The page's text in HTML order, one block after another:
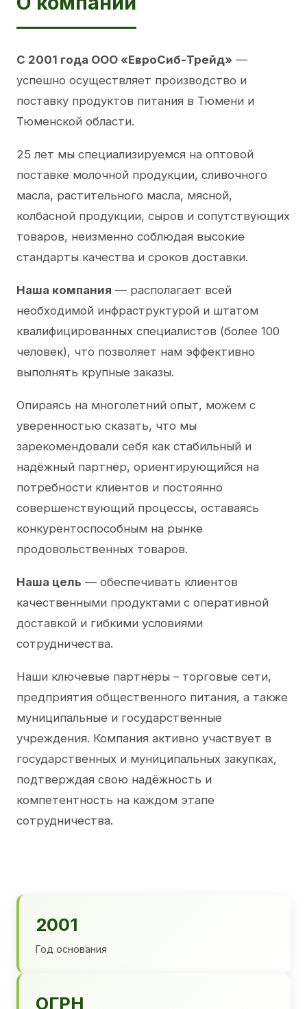
С 2001 года ООО «ЕвроСиб-Трейд» —
успешно осуществляет производство и
поставку продуктов питания в Тюмени и
Тюменской области.
25 лет мы специализируемся на оптовой
поставке молочной продукции, сливочного
масла, растительного масла, мясной,
колбасной продукции, сыров и сопутствующих
товаров, неизменно соблюдая высокие
стандарты качества и сроков доставки.
Наша компания — располагает всей
необходимой инфраструктурой и штатом
квалифицированных специалистов (более 100
человек), что позволяет нам эффективно
выполнять крупные заказы.
Опираясь на многолетний опыт, можем с
уверенностью сказать, что мы
зарекомендовали себя как стабильный и
надёжный партнёр, ориентирующийся на
потребности клиентов и постоянно
совершенствующий процессы, оставаясь
конкурентоспособным на рынке
продовольственных товаров.
Наша цель — обеспечивать клиентов
качественными продуктами с оперативной
доставкой и гибкими условиями
сотрудничества.
Наши ключевые партнёры – торговые сети,
предприятия общественного питания, а также
муниципальные и государственные
учреждения. Компания активно участвует в
государственных и муниципальных закупках,
подтверждая свою надёжность и
компетентность на каждом этапе
сотрудничества.
2001
Год основания
ОГРН